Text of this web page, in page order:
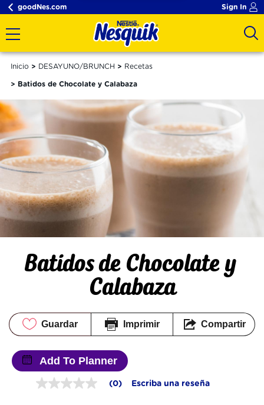
goodNes.com Sign In
Inicio DESAYUNO/BRUNCH
Recetas
Batidos de Chocolate y Calabaza
Batidos de Chocolate y
Calabaza
Guardar Imprimir Compartir
Add To Planner
Sin
(0) Escriba una reseña